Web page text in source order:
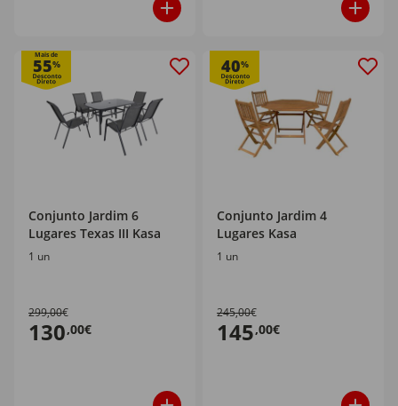
Mais de
55%
Conjunto Jardim 6
Lugares Texas III Kasa
1 un
299,00€
130,00€
40%
Conjunto Jardim 4
Lugares Kasa
1 un
245,00€
145,00€